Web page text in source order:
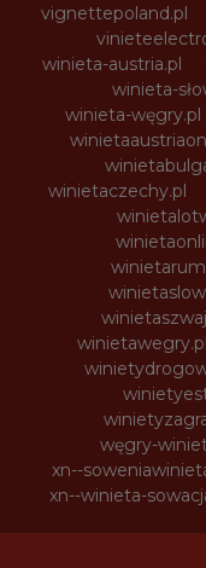
vignettepoland.pl
winieta-austria.pl
winieta-
winieta-węgry.pl
winietaczechy.pl
winietawegry.pl
węgry-
xn--
xn--winieta-